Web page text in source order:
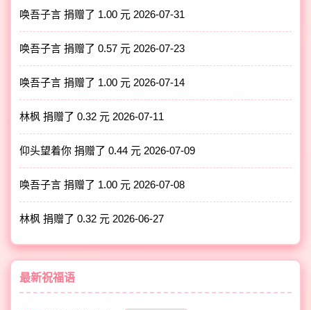
唤吾子言 捐赠了 1.00 元 2026-07-31
唤吾子言 捐赠了 0.57 元 2026-07-23
唤吾子言 捐赠了 1.00 元 2026-07-14
林枫 捐赠了 0.32 元 2026-07-11
仰头望着你 捐赠了 0.44 元 2026-07-09
唤吾子言 捐赠了 1.00 元 2026-07-08
林枫 捐赠了 0.32 元 2026-06-27
最新祝福语